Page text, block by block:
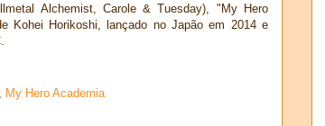
Alchemist, Carole & Tuesday), "My Hero
Kohei Horikoshi, lançado no Japão em 2014 e
, My Hero Academia